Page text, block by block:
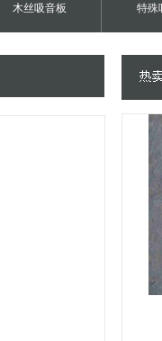
木丝吸音板 特殊